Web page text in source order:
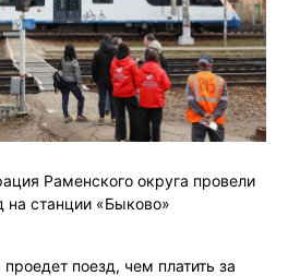
Раменского округа провели
на станции «Быково»
поезд, чем платить за